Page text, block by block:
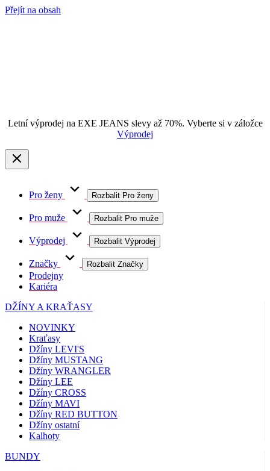
Přejít na obsah
Letní výprodej na EXE JEANS slevy až 70%. Vyberte si v záložce
Výprodej
Pro ženy Rozbalit Pro ženy
Pro muže Rozbalit Pro muže
Výprodej Rozbalit Výprodej
Značky Rozbalit Značky
Prodejny
Kariéra
DŽÍNY A KRAŤASY
NOVINKY
Kraťasy
Džíny LEVI'S
Džíny MUSTANG
Džíny WRANGLER
Džíny LEE
Džíny CROSS
Džíny MAVI
Džíny RED BUTTON
Džíny ostatní
Kalhoty
BUNDY